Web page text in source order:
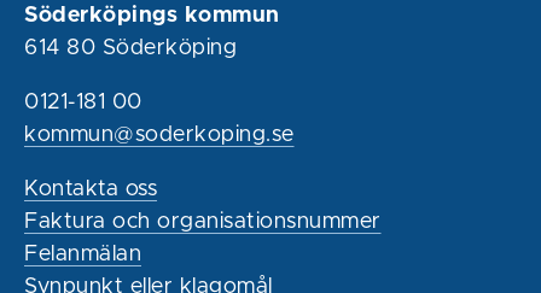
Söderköpings kommun
614 80 Söderköping
0121-181 00
kommun@soderkoping.se
Kontakta oss
Faktura och organisationsnummer
Felanmälan
Synpunkt eller klagomål